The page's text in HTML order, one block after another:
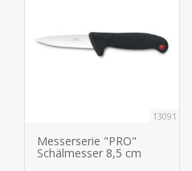
13091
Messerserie "PRO"
Schälmesser 8,5 cm